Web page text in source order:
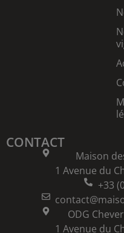
CONTACT
Maison
1 Avenue du
+33
ODG
1 Avenue du